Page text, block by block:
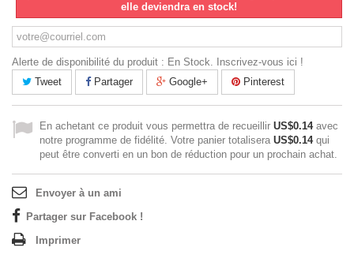
elle deviendra en stock!
Alerte de disponibilité du produit : En Stock. Inscrivez-vous ici !
Tweet
Partager Google+ Pinterest
En achetant ce produit vous permettra de recueillir US$0.14avec
notre programme de fidélité. Votre panier totalisera US$0.14qui
peut être converti en un bon de réduction pour un prochain achat.
Envoyer à un ami
Partager sur Facebook !
Imprimer